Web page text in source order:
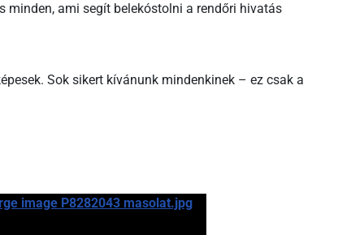
minden, ami segít belekóstolni a rendőri hivatás
Sok sikert kívánunk mindenkinek – ez csak a